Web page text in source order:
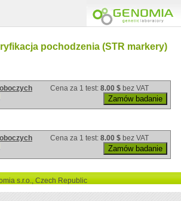
pochodzenia (STR markery)
Cena za 1 test: 8.00 $ bez VAT
Cena za 1 test: 8.00 $ bez VAT
s.r.o., Czech Republic